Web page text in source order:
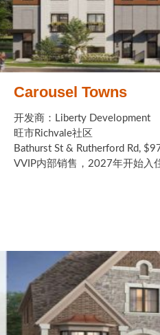
Carousel Towns
开发商：Liberty Development
旺市Richvale社区
Bathurst St & Rutherford Rd,
VVIP内部销售，2027年开始入